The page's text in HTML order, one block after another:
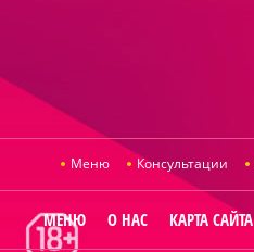
Меню Консультации
МЕНЮ О НАС КАРТА САЙТА